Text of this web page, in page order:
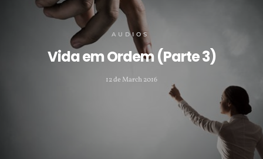
AUDIOS
Vida em Ordem (Parte 3)
12 de March 2016